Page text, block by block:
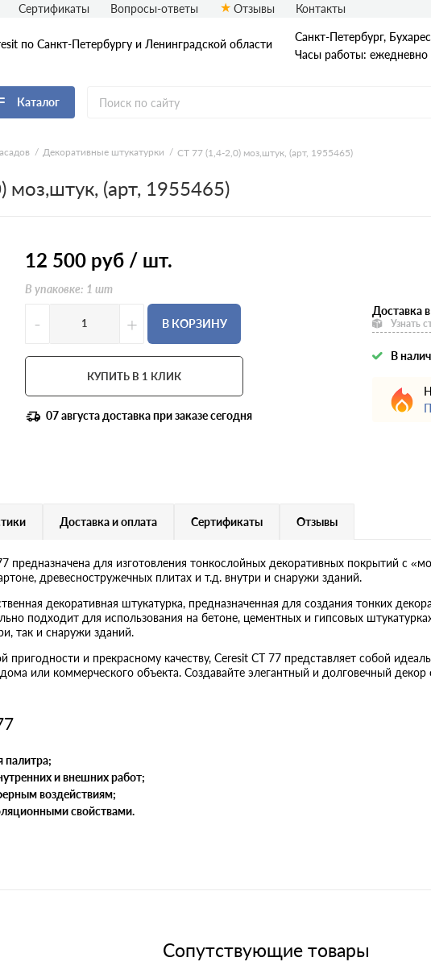
по Санкт-Петербургу и Ленинградской области
Санкт-Петербург,
Часы работы:
Каталог
смеси
Грунтовки Ceresit
Декоративные штукатурки
Коллекция Visage Ceresit
Краски Ceresit
Ceresit
Фасадные сетки Ceresit
Штукатурно-клеевые составы
Ceresit
Сертификаты Вопросы-ответы Отзывы Контакты
Декоративные штукатурки CT 77 (1,4-2,0) моз,штук, (арт, 1955465)
моз,штук, (арт, 1955465)
12 500 руб / шт.
В упаковке: 1 шт
- + В КОРЗИНУ
КУПИТЬ В 1 КЛИК
07 августа доставка при заказе сегодня
Доставка
Узнать
В
Доставка и оплата Сертификаты Отзывы
предназначена для изготовления тонкослойных декоративных покрытий с
древесностружечных плитах и т.д. внутри и снаружи зданий.
декоративная штукатурка, предназначенная для создания тонких
подходит для использования на бетоне, цементных и гипсовых
так и снаружи зданий.
пригодности и прекрасному качеству, Ceresit CT 77 представляет собой
дома или коммерческого объекта. Создавайте элегантный и долговечный
палитра;
и внешних работ;
воздействиям;
свойствами.
Сопутствующие товары